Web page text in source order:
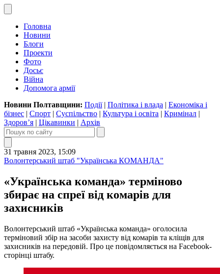
Головна
Новини
Блоги
Проекти
Фото
Досьє
Війна
Допомога армії
Новини Полтавщини: Події| Політика і влада | Економіка і
бізнес | Спорт | Суспільство | Культура і освіта | Кримінал |
Здоров’я | Цікавинки | Архів
31 травня 2023, 15:09
Волонтерський штаб "Українська КОМАНДА"
«Українська команда» терміново
збирає на спреї від комарів для
захисників
Волонтерський штаб «Українська команда» оголосила
терміновий збір на засоби захисту від комарів та кліщів для
захисників на передовій. Про це повідомляється на Facebook-
сторінці штабу.